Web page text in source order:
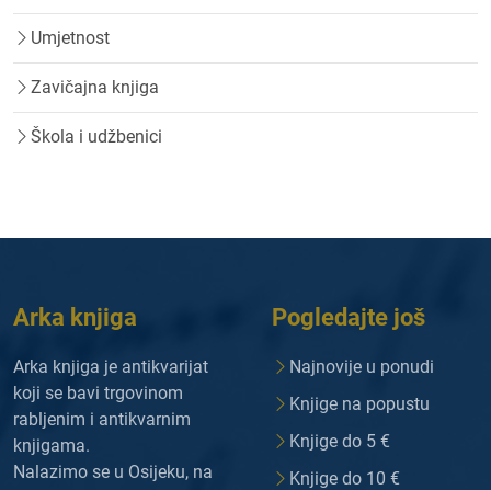
Umjetnost
Zavičajna knjiga
Škola i udžbenici
Arka knjiga
Arka knjiga je antikvarijat
koji se bavi trgovinom
rabljenim i antikvarnim
knjigama.
Nalazimo se u Osijeku, na
Pogledajte još
Najnovije u ponudi
Knjige na popustu
Knjige do 5 €
Knjige do 10 €